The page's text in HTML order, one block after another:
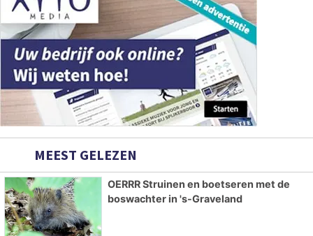
MEEST GELEZEN
OERRR Struinen en boetseren met de
boswachter in 's-Graveland